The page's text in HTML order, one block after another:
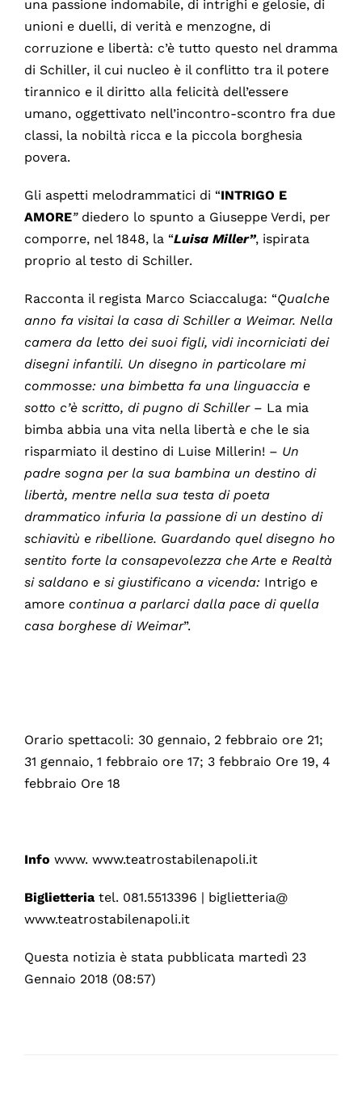
una passione indomabile, di intrighi e gelosie, di
unioni e duelli, di verità e menzogne, di
corruzione e libertà: c’è tutto questo nel dramma
di Schiller, il cui nucleo è il conflitto tra il potere
tirannico e il diritto alla felicità dell’essere
umano, oggettivato nell’incontro-scontro fra due
classi, la nobiltà ricca e la piccola borghesia
povera.
Gli aspetti melodrammatici di “INTRIGO E
AMORE” diedero lo spunto a Giuseppe Verdi, per
comporre, nel 1848, la “Luisa Miller”, ispirata
proprio al testo di Schiller.
Racconta il regista Marco Sciaccaluga: “Qualche
anno fa visitai la casa di Schiller a Weimar. Nella
camera da letto dei suoi figli, vidi incorniciati dei
disegni infantili. Un disegno in particolare mi
commosse: una bimbetta fa una linguaccia e
sotto c’è scritto, di pugno di Schiller– La mia
bimba abbia una vita nella libertà e che le sia
risparmiato il destino di Luise Millerin! – Un
padre sogna per la sua bambina un destino di
libertà, mentre nella sua testa di poeta
drammatico infuria la passione di un destino di
schiavitù e ribellione. Guardando quel disegno ho
sentito forte la consapevolezza che Arte e Realtà
si saldano e si giustificano a vicenda: Intrigo e
amorecontinua a parlarci dalla pace di quella
casa borghese di Weimar”.
Orario spettacoli: 30 gennaio, 2 febbraio ore 21;
31 gennaio, 1 febbraio ore 17; 3 febbraio Ore 19, 4
febbraio Ore 18
Info www. www.teatrostabilenapoli.it
Biglietteriatel. 081.5513396 | biglietteria@
www.teatrostabilenapoli.it
Questa notizia è stata pubblicata martedì 23
Gennaio 2018 (08:57)